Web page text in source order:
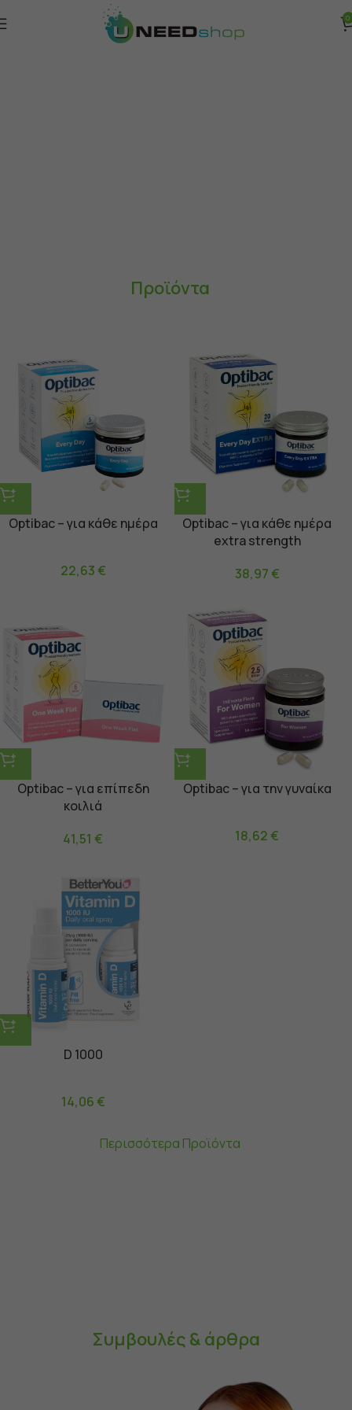
0
Προϊόντα
Optibac – για κάθε ημέρα
22,63 €
Optibac – για κάθε ημέρα
extra strength
38,97 €
Optibac – για επίπεδη
κοιλιά
41,51 €
Optibac – για την γυναίκα
18,62 €
D 1000
14,06 €
Περισσότερα Προϊόντα
Συμβουλές & άρθρα